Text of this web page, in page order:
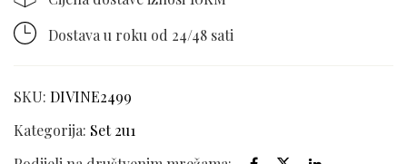
Dostava u roku od 24/48 sati
SKU: DIVINE2499
Kategorija: Set 2u1